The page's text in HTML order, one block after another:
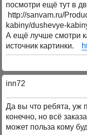
посмотри ещё тут в
http://sanvam.ru/
kabiny/dushevye-
А ещё лучше смотри
источник картинки.
inn72
Да вы что ребята, уж
конечно, но всё
может польза кому